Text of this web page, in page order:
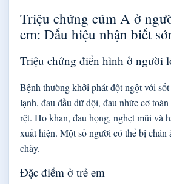
Triệu chứng cúm A ở
em: Dấu hiệu nhận biết
Triệu chứng điển hình ở người
Bệnh thường khởi phát đột ngột với
lạnh, đau đầu dữ dội, đau nhức cơ
rệt. Ho khan, đau họng, nghẹt mũi và
xuất hiện. Một số người có thể bị chán
chảy.
Đặc điểm ở trẻ em